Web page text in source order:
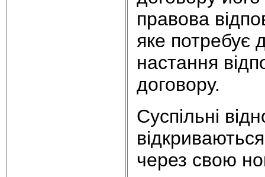
правова
яке потребує
настання
договору.
Суспільні
через свою